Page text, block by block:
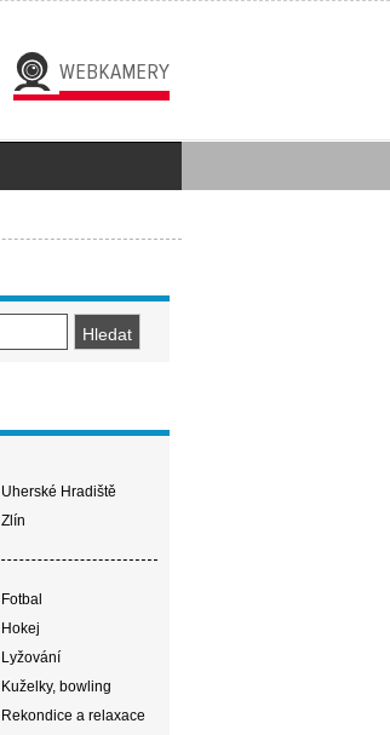
WEBKAMERY
Uherské Hradiště
Zlín
Fotbal
Hokej
Lyžování
Kuželky, bowling
Rekondice a relaxace